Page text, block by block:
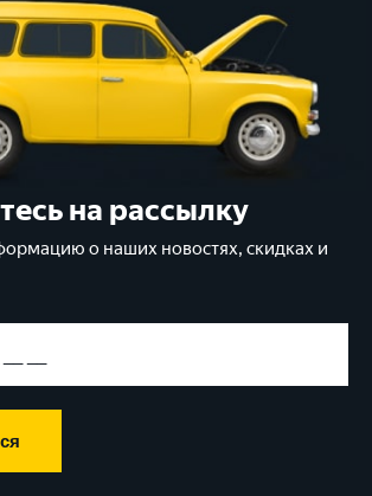
на рассылку
о наших новостях, скидках и